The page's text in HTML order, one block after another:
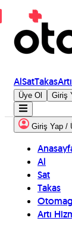
AlSatTakas
Üye Ol Giriş
Giriş Yap /
Al
Sat
Takas
Otomag
Artı